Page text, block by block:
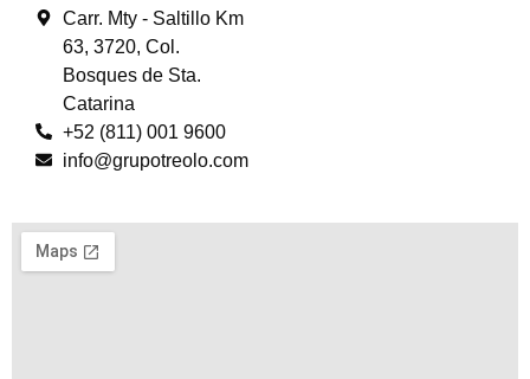
Carr. Mty - Saltillo Km
63, 3720, Col.
Bosques de Sta.
Catarina
+52 (811) 001 9600
info@grupotreolo.com